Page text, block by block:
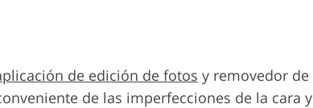
de edición de fotos y removedor de
de las imperfecciones de la cara y